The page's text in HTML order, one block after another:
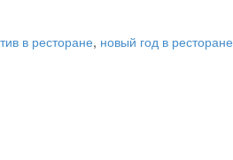
в ресторане, новый год в ресторане